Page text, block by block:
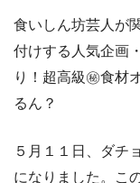
食いしん坊芸人が
付けする人気企画
り！超高級㊙食材
るん？
５月１１日、ダチ
になりました。こ